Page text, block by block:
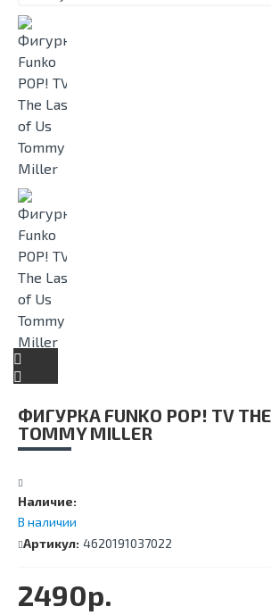
ФИГУРКА FUNKO POP! TV THE
TOMMY MILLER​
Наличие:
В наличии
Артикул: 4620191037022
2490р.